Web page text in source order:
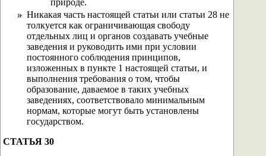
природе.
Никакая часть настоящей статьи или статьи 28 не
толкуется как ограничивающая свободу
отдельных лиц и органов создавать учебные
заведения и руководить ими при условии
постоянного соблюдения принципов,
изложенных в пункте 1 настоящей статьи, и
выполнения требования о том, чтобы
образование, даваемое в таких учебных
заведениях, соответствовало минимальным
нормам, которые могут быть установлены
государством.
СТАТЬЯ 30